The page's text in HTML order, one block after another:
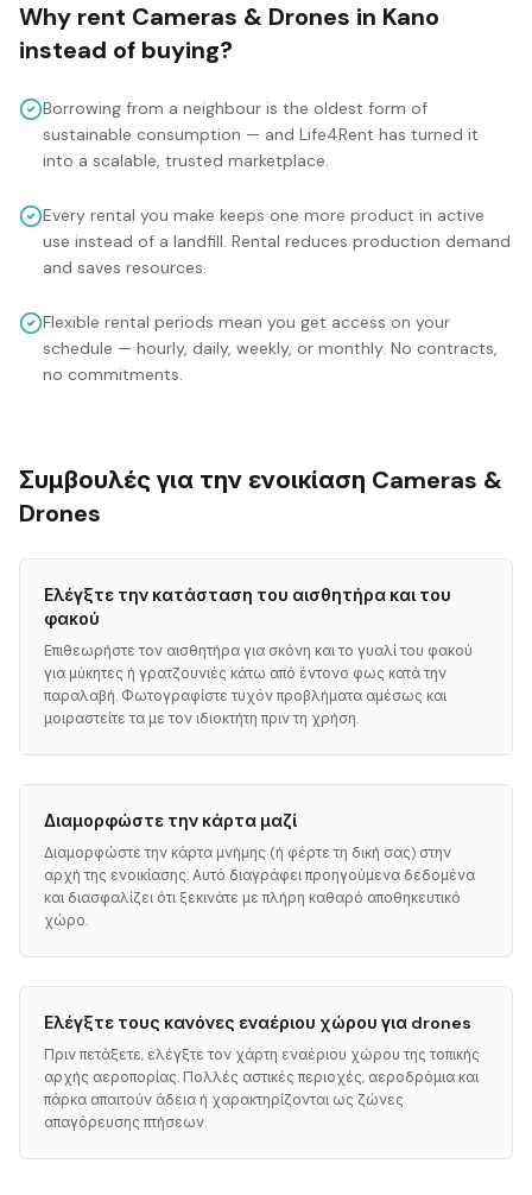
Why rent Cameras & Drones in Kano
instead of buying?
Borrowing from a neighbour is the oldest form of
sustainable consumption — and Life4Rent has turned it
into a scalable, trusted marketplace.
Every rental you make keeps one more product in active
use instead of a landfill. Rental reduces production demand
and saves resources.
Flexible rental periods mean you get access on your
schedule — hourly, daily, weekly, or monthly. No contracts,
no commitments.
Συμβουλές για την ενοικίαση Cameras &
Drones
Ελέγξτε την κατάσταση του αισθητήρα και του
φακού
Επιθεωρήστε τον αισθητήρα για σκόνη και το γυαλί του φακού
για μύκητες ή γρατζουνιές κάτω από έντονο φως κατά την
παραλαβή. Φωτογραφίστε τυχόν προβλήματα αμέσως και
μοιραστείτε τα με τον ιδιοκτήτη πριν τη χρήση.
Διαμορφώστε την κάρτα μαζί
Διαμορφώστε την κάρτα μνήμης (ή φέρτε τη δική σας) στην
αρχή της ενοικίασης. Αυτό διαγράφει προηγούμενα δεδομένα
και διασφαλίζει ότι ξεκινάτε με πλήρη καθαρό αποθηκευτικό
χώρο.
Ελέγξτε τους κανόνες εναέριου χώρου για drones
Πριν πετάξετε, ελέγξτε τον χάρτη εναέριου χώρου της τοπικής
αρχής αεροπορίας. Πολλές αστικές περιοχές, αεροδρόμια και
πάρκα απαιτούν άδεια ή χαρακτηρίζονται ως ζώνες
απαγόρευσης πτήσεων.